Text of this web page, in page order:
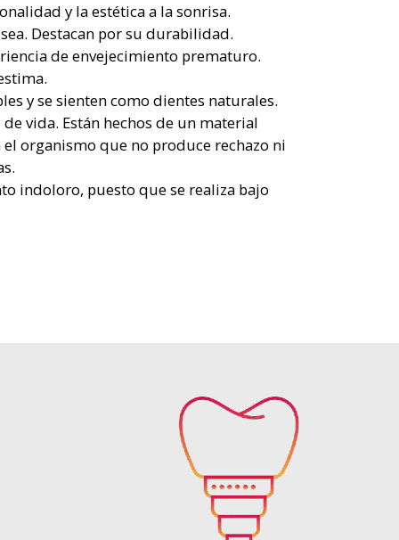
y la estética a la sonrisa.
Destacan por su durabilidad.
de envejecimiento prematuro.
y se sienten como dientes naturales.
vida. Están hechos de un material
organismo que no produce rechazo ni
indoloro, puesto que se realiza bajo